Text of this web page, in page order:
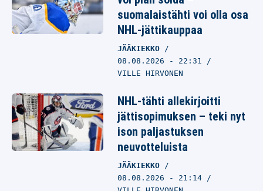
suomalaistähti voi olla osa
NHL-jättikauppaa
JÄÄKIEKKO
08.08.2026 - 22:31
VILLE HIRVONEN
NHL-tähti allekirjoitti
jättisopimuksen – teki nyt
ison paljastuksen
neuvotteluista
JÄÄKIEKKO
08.08.2026 - 21:14